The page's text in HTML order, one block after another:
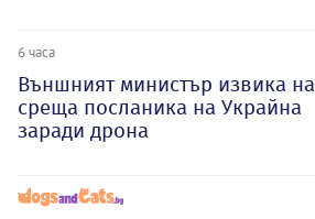
6 часа
Външният министър извика на
среща посланика на Украйна
заради дрона